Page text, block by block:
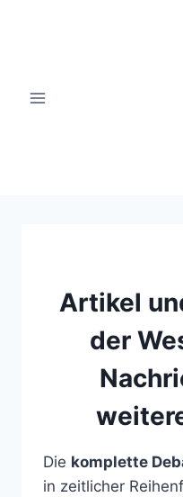
Artikel
der
Die komplette
in zeitlicher